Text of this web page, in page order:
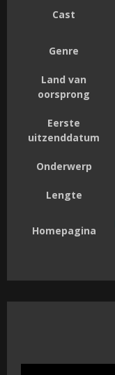
Cast
Genre
Land van
oorsprong
Eerste
uitzenddatum
Onderwerp
Lengte
Homepagina